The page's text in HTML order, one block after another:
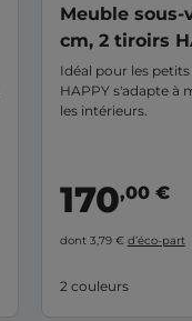
Meuble sous-
cm, 2 tiroirs
Idéal pour les
HAPPY s'adapte à
les intérieurs.
170,00 €
dont 3,79 € d’éco-part
2 couleurs